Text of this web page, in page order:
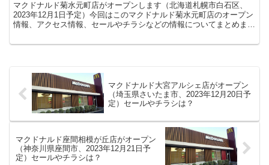
マクドナルド菊水元町店がオープンします（北海道札幌市白石区、
2023年12月1日予定）今回はこのマクドナルド菊水元町店のオープン
情報、アクセス情報、セールやチラシなどの情報についてまとめま
マクドナルド大宮アルシェ店がオープン
（埼玉県さいたま市、2023年12月20日予
定）セールやチラシは？
マクドナルド座間相模が丘店がオープン
（神奈川県座間市、2023年12月21日予
定）セールやチラシは？